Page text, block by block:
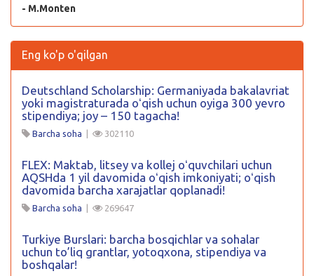
- M.Monten
Eng ko'p o'qilgan
Deutschland Scholarship: Germaniyada bakalavriat
yoki magistraturada oʻqish uchun oyiga 300 yevro
stipendiya; joy – 150 tagacha!
Barcha soha | 302110
FLEX: Maktab, litsey va kollej oʻquvchilari uchun
AQSHda 1 yil davomida oʻqish imkoniyati; oʻqish
davomida barcha xarajatlar qoplanadi!
Barcha soha | 269647
Turkiye Burslari: barcha bosqichlar va sohalar
uchun to’liq grantlar, yotoqxona, stipendiya va
boshqalar!